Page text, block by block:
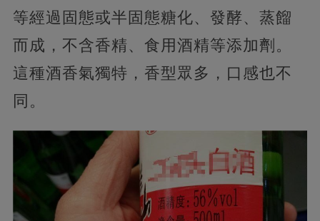
等經過固態或半固態糖化、發酵、蒸餾
而成，不含香精、食用酒精等添加劑。
這種酒香氣獨特，香型眾多，口感也不
同。